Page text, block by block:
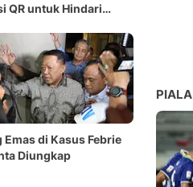
QR untuk Hindari
Emas di Kasus Febrie
Diungkap